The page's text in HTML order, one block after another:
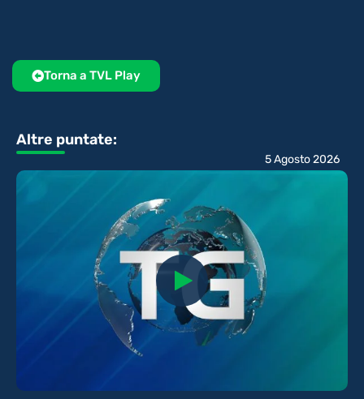
Torna a TVL Play
Altre puntate:
5 Agosto 2026